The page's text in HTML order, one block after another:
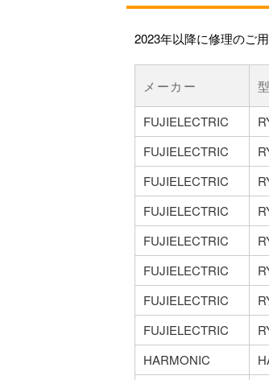
2023年以降に修理のご
メーカー
FUJIELECTRIC
FUJIELECTRIC
FUJIELECTRIC
FUJIELECTRIC
FUJIELECTRIC
FUJIELECTRIC
FUJIELECTRIC
FUJIELECTRIC
HARMONIC